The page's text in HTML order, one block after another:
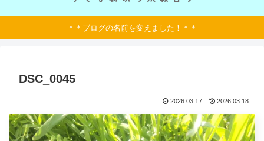
＊＊ブログの名前を変えました！＊＊
DSC_0045
2026.03.17 2026.03.18